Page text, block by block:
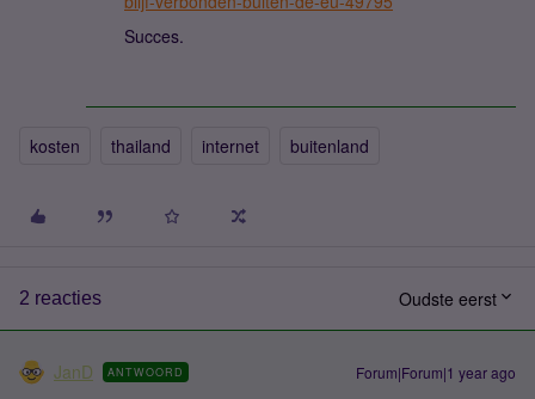
Succes.
kosten thailand internet buitenland
2 reacties Oudste eerst
JanD ANTWOORD Forum|Forum|1 year ago